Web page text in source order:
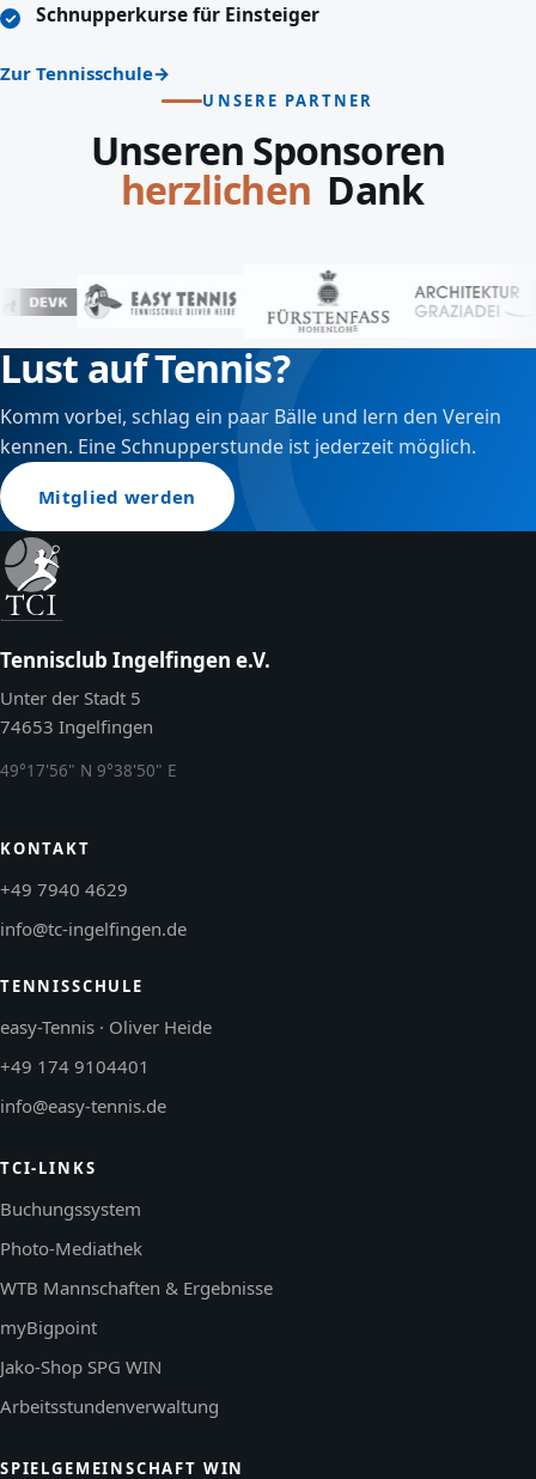
Schnupperkurse für Einsteiger
Zur Tennisschule
UNSERE PARTNER
Unseren Sponsoren
lieben Dank
Lust auf Tennis?
Komm vorbei, schlag ein paar Bälle und lern den Verein
kennen. Eine Schnupperstunde ist jederzeit möglich.
Mitglied werden
Tennisclub Ingelfingen e.V.
Unter der Stadt 5
74653 Ingelfingen
49°17'56" N 9°38'50" E
KONTAKT
+49 7940 4629
info@tc-ingelfingen.de
TENNISSCHULE
easy-Tennis · Oliver Heide
+49 174 9104401
info@easy-tennis.de
TCI-LINKS
Buchungssystem
Photo-Mediathek
WTB Mannschaften & Ergebnisse
myBigpoint
Jako-Shop SPG WIN
Arbeitsstundenverwaltung
SPIELGEMEINSCHAFT WIN